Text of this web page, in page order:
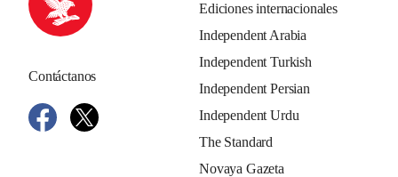
Contáctanos
Ediciones internacionales
Independent Arabia
Independent Turkish
Independent Persian
Independent Urdu
The Standard
Novaya Gazeta